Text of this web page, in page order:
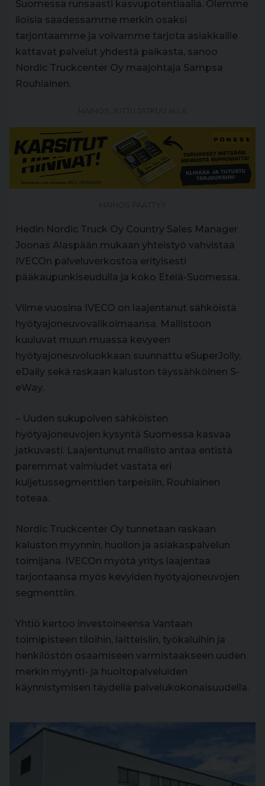
Suomessa runsaasti kasvupotentiaalia. Olemme
iloisia saadessamme merkin osaksi
tarjontaamme ja voivamme tarjota asiakkaille
kattavat palvelut yhdestä paikasta, sanoo
Nordic Truckcenter Oy maajohtaja Sampsa
Rouhiainen.
Hedin Nordic Truck Oy Country Sales Manager
Joonas Alaspään mukaan yhteistyö vahvistaa
IVECOn palveluverkostoa erityisesti
pääkaupunkiseudulla ja koko Etelä-Suomessa.
Viime vuosina IVECO on laajentanut sähköistä
hyötyajoneuvovalikoimaansa. Mallistoon
kuuluvat muun muassa kevyeen
hyötyajoneuvoluokkaan suunnattu eSuperJolly,
eDaily sekä raskaan kaluston täyssähköinen S-
eWay.
– Uuden sukupolven sähköisten
hyötyajoneuvojen kysyntä Suomessa kasvaa
jatkuvasti. Laajentunut mallisto antaa entistä
paremmat valmiudet vastata eri
kuljetussegmenttien tarpeisiin, Rouhiainen
toteaa.
Nordic Truckcenter Oy tunnetaan raskaan
kaluston myynnin, huollon ja asiakaspalvelun
toimijana. IVECOn myötä yritys laajentaa
tarjontaansa myös kevyiden hyötyajoneuvojen
segmenttiin.
Yhtiö kertoo investoineensa Vantaan
toimipisteen tiloihin, laitteisiin, työkaluihin ja
henkilöstön osaamiseen varmistaakseen uuden
merkin myynti- ja huoltopalveluiden
käynnistymisen täydellä palvelukokonaisuudella.